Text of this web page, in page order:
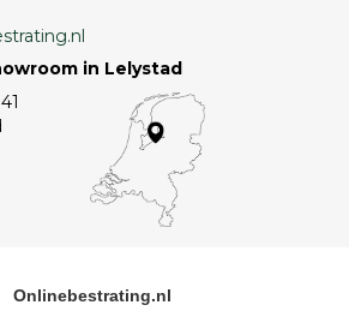
in Lelystad
Onlinebestrating.nl